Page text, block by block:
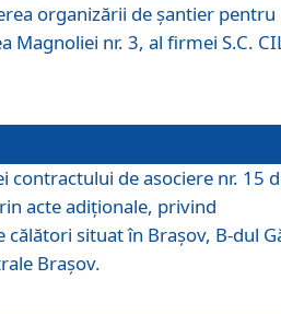
organizării de șantier pentru
Magnoliei nr. 3, al firmei S.C.
contractului de asociere nr. 15
acte adiționale, privind
situat în Brașov, B-dul
Brașov.